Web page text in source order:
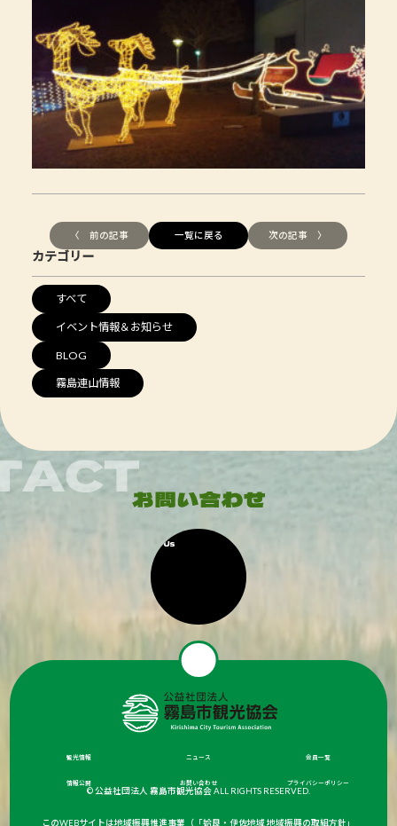
〈 前の記事 一覧に戻る 次の記事 〉
カテゴリー
すべて
イベント情報＆お知らせ
BLOG
霧島連山情報
観光情報 ニュース 会員一覧
情報公開 お問い合わせ プライバシーポリシー
© 公益社団法人 霧島市観光協会 ALL RIGHTS RESERVED.
このWEBサイトは地域振興推進事業（「姶良・伊佐地域 地域振興の取組方針」